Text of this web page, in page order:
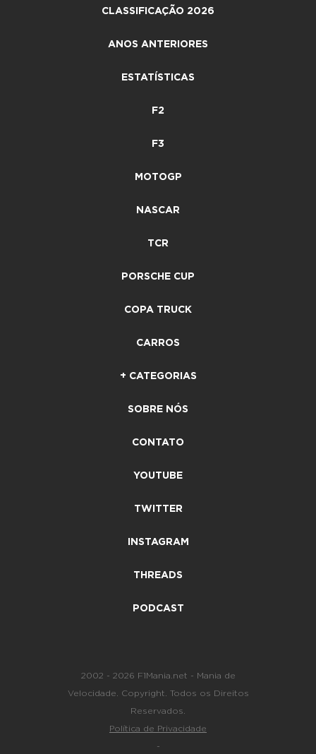
CLASSIFICAÇÃO 2026
ANOS ANTERIORES
ESTATÍSTICAS
F2
F3
MOTOGP
NASCAR
TCR
PORSCHE CUP
COPA TRUCK
CARROS
+ CATEGORIAS
SOBRE NÓS
CONTATO
YOUTUBE
TWITTER
INSTAGRAM
THREADS
PODCAST
2002 - 2026 F1Mania.net - Mania de
Velocidade. Copyright. Todos os Direitos
Reservados.
Política de Privacidade
-